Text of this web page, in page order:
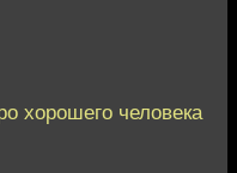
хорошего человека